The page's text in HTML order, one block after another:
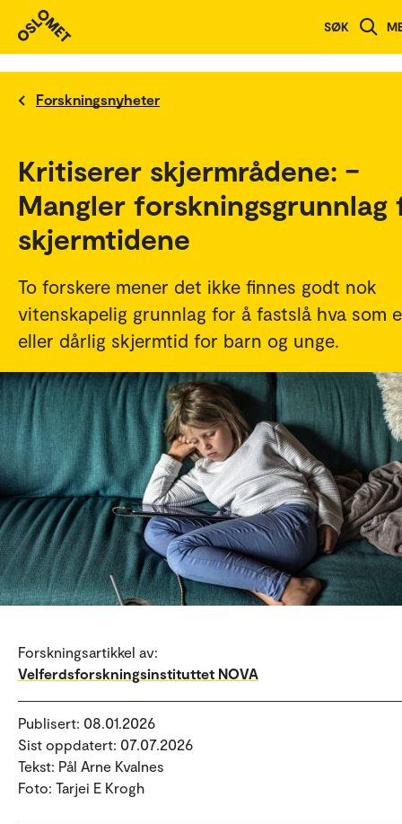
SØK
Forskningsnyheter
Kritiserer skjermrådene: –
Mangler forskningsgrunnlag
skjermtidene
To forskere mener det ikke finnes godt nok
vitenskapelig grunnlag for å fastslå hva som
eller dårlig skjermtid for barn og unge.
Forskningsartikkel av:
Velferdsforskningsinstituttet NOVA
Publisert: 08.01.2026
Sist oppdatert: 07.07.2026
Tekst: Pål Arne Kvalnes
Foto: Tarjei E Krogh